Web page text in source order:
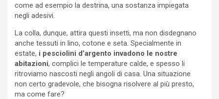
come ad esempio la destrina, una sostanza impiegata
negli adesivi.
La colla, dunque, attira questi insetti, ma non disdegnano
anche tessuti in lino, cotone e seta. Specialmente in
estate, i pesciolini d’argento invadono le nostre
abitazioni, complici le temperature calde, e spesso li
ritroviamo nascosti negli angoli di casa. Una situazione
non certo gradevole, che bisogna risolvere al più presto,
ma come fare?